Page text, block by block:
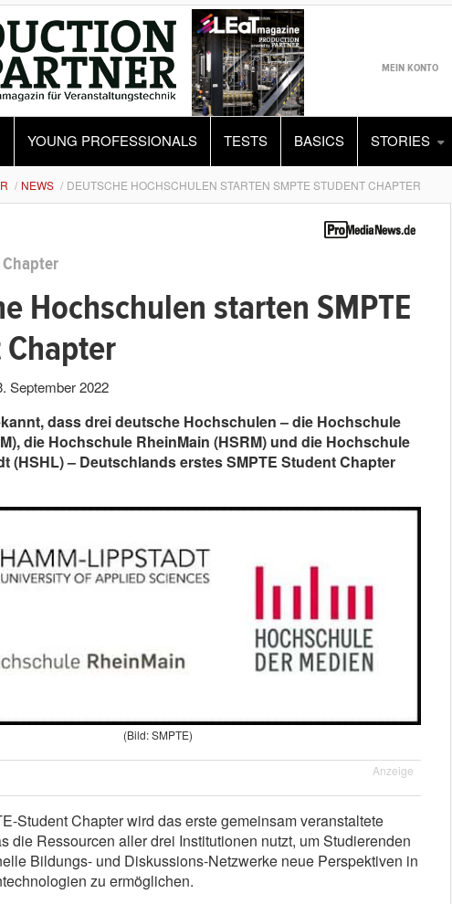
MEIN KONTO
YOUNG PROFESSIONALS TESTS BASICS STORIES
NEWS DEUTSCHE HOCHSCHULEN STARTEN SMPTE STUDENT CHAPTER
Chapter
Hochschulen starten SMPTE
September 2022
dass drei deutsche Hochschulen – die Hochschule
die Hochschule RheinMain (HSRM) und die Hochschule
(HSHL) – Deutschlands erstes SMPTE Student Chapter
(Bild: SMPTE)
Anzeige
Student Chapter wird das erste gemeinsam veranstaltete
die Ressourcen aller drei Institutionen nutzt, um Studierenden
Bildungs- und Diskussions-Netzwerke neue Perspektiven in
zu ermöglichen.